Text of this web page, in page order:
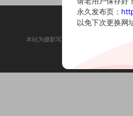
本站为摄影写真图片网站，内容来自网
永久发布页：
以免下次更换网